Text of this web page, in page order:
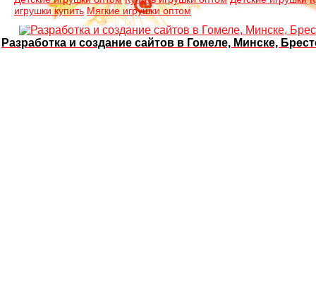
игрушки купить Мягкие игрушки оптом
Разработка и создание сайтов в Гомеле, Минске,